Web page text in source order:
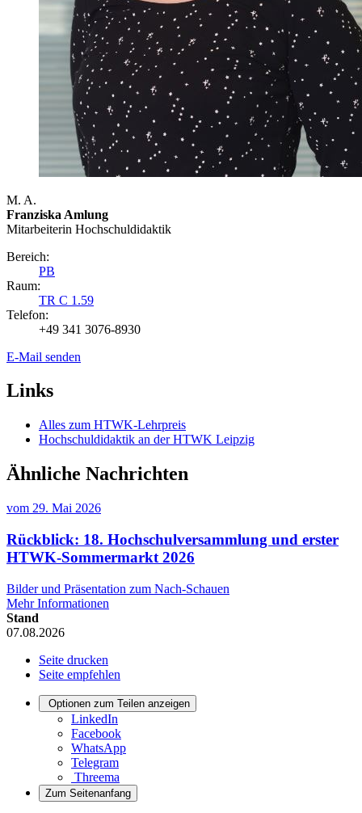
M. A.
Franziska Amlung
Mitarbeiterin Hochschuldidaktik
Bereich:
PB
Raum:
TR C 1.59
Telefon:
+49 341 3076-8930
E-Mail senden
Links
Alles zum HTWK-Lehrpreis
Hochschuldidaktik an der HTWK Leipzig
Ähnliche Nachrichten
vom 29. Mai 2026
Rückblick: 18. Hochschulversammlung und erster
HTWK-Sommermarkt 2026
Bilder und Präsentation zum Nach-Schauen
Mehr Informationen
Stand
07.08.2026
Seite drucken
Seite empfehlen
Optionen zum Teilen anzeigen
LinkedIn
Facebook
WhatsApp
Telegram
Threema
Zum Seitenanfang